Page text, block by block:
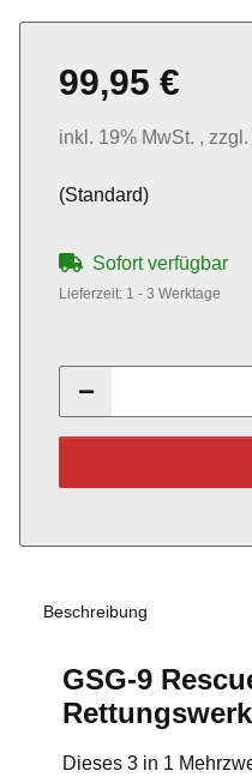
99,95 €
inkl. 19% MwSt. , zzgl.
(Standard)
Sofort verfügbar
Lieferzeit: 1 - 3 Werktage
Beschreibung
GSG-9
Dieses 3 in 1